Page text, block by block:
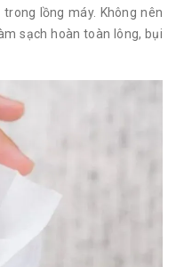
lồng máy. Không nên
sạch hoàn toàn lông, bụi